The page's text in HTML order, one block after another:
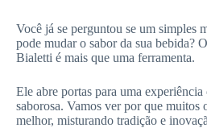
Você já se perguntou se um simples
pode mudar o sabor da sua bebida?
Bialetti é mais que uma ferramenta.
Ele abre portas para uma experiência
saborosa. Vamos ver por que muitos
melhor, misturando tradição e